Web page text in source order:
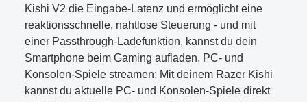
Kishi V2 die Eingabe-Latenz und ermöglicht eine
reaktionsschnelle, nahtlose Steuerung - und mit
einer Passthrough-Ladefunktion, kannst du dein
Smartphone beim Gaming aufladen. PC- und
Konsolen-Spiele streamen: Mit deinem Razer Kishi
kannst du aktuelle PC- und Konsolen-Spiele direkt